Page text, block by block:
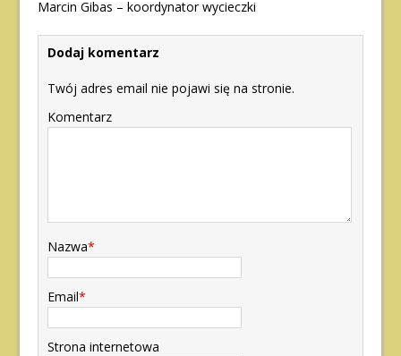
Marcin Gibas – koordynator wycieczki
Dodaj komentarz
Twój adres email nie pojawi się na stronie.
Komentarz
Nazwa*
Email*
Strona internetowa